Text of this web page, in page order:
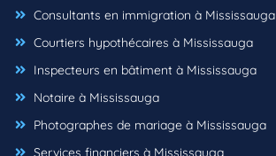
Consultants en immigration à Mississauga
Courtiers hypothécaires à Mississauga
Inspecteurs en bâtiment à Mississauga
Notaire à Mississauga
Photographes de mariage à Mississauga
Services financiers à Mississauga